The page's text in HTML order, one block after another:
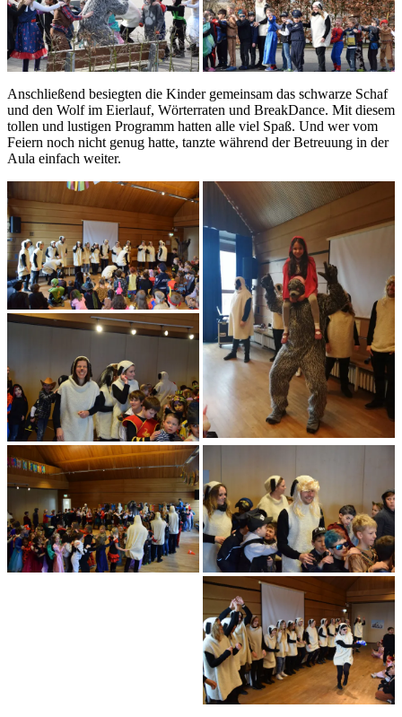
Anschließend besiegten die Kinder gemeinsam das schwarze Schaf
und den Wolf im Eierlauf, Wörterraten und BreakDance. Mit diesem
tollen und lustigen Programm hatten alle viel Spaß. Und wer vom
Feiern noch nicht genug hatte, tanzte während der Betreuung in der
Aula einfach weiter.